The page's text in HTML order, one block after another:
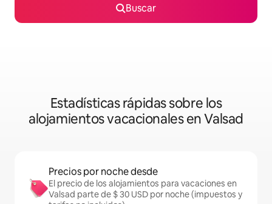
Buscar
Estadísticas rápidas sobre los
alojamientos vacacionales en Valsad
Precios por noche desde
El precio de los alojamientos para vacaciones en
Valsad parte de $ 30 USD por noche (impuestos y